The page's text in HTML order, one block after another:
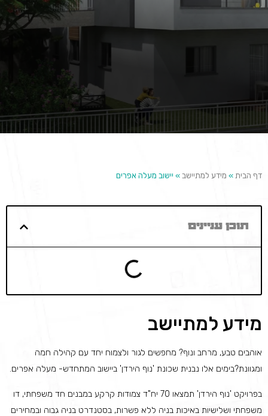
דף הבית»מידע למתיישב»יישוב מעלה אפרים
תוכן עניינים
מידע למתיישב
אוהבים טבע, מרחב ונוף? מחפשים לגור ולצמוח יחד עם קהילה חמה
ומגוונת?בימים אלו נבנית שכונת 'נוף הירדן' ביישוב המתחדש- מעלה אפרים.
בפרויקט 'נוף הירדן' תמצאו 70 יח"ד צמודות קרקע במבנים חד משפחתי, דו
משפחתי ושלישיות באיכות בניה ללא פשרות, בסטנדרט בניה גבוה ובמחירים